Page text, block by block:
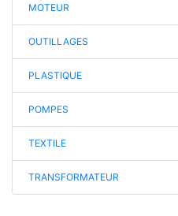
MOTEUR
OUTILLAGES
PLASTIQUE
POMPES
TEXTILE
TRANSFORMATEUR